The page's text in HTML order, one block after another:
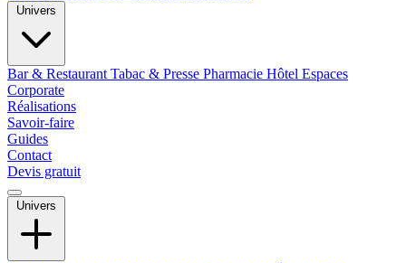
Bar & Restaurant Tabac & Presse Pharmacie Hôtel Espaces
Corporate
Réalisations
Savoir-faire
Guides
Contact
Devis gratuit
Univers